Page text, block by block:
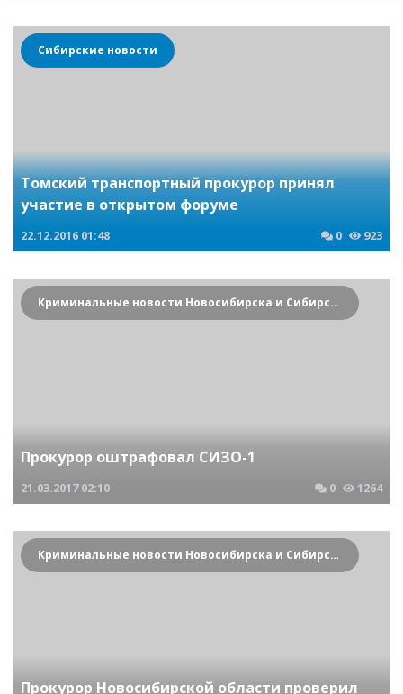
Сибирские новости
Томский транспортный прокурор принял
участие в открытом форуме
22.12.2016 01:48 0 923
Криминальные новости Новосибирска и Сибирского региона
Прокурор оштрафовал СИЗО-1
21.03.2017 02:10 0 1264
Криминальные новости Новосибирска и Сибирского региона
Прокурор Новосибирской области проверил